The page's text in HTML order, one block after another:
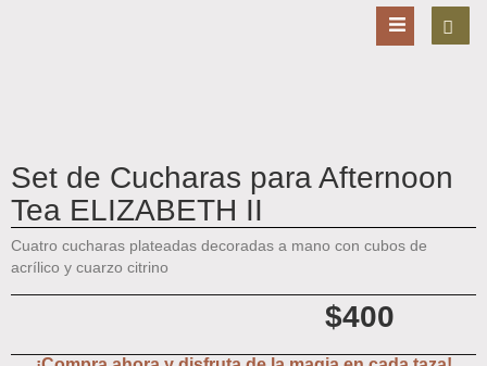
Set de Cucharas para Afternoon
Tea ELIZABETH II
Cuatro cucharas plateadas decoradas a mano con cubos de
acrílico y cuarzo citrino
$400